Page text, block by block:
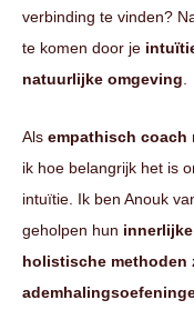
verbinding te vinden?
te komen door je
natuurlijke omgeving
Als empathisch coach
ik hoe belangrijk het is
intuïtie. Ik ben Anouk
geholpen hun
holistische methoden